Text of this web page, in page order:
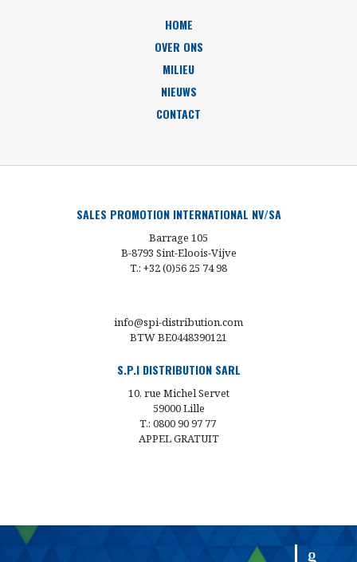
HOME
OVER ONS
MILIEU
NIEUWS
CONTACT
SALES PROMOTION INTERNATIONAL NV/SA
Barrage 105
B-8793 Sint-Eloois-Vijve
T.: +32 (0)56 25 74 98
info@spi-distribution.com
BTW BE0448390121
S.P.I DISTRIBUTION SARL
10, rue Michel Servet
59000 Lille
T.: 0800 90 97 77
APPEL GRATUIT